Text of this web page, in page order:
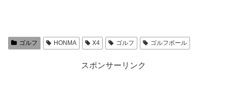
ゴルフ HONMA X4 ゴルフ ゴルフボール
スポンサーリンク